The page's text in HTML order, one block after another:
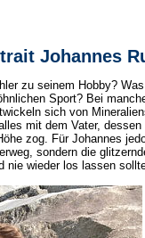
Johannes
zu seinem Hobby?
Sport? Bei
sich von
mit dem Vater,
zog. Für Johannes
sondern die
nie wieder los lassen